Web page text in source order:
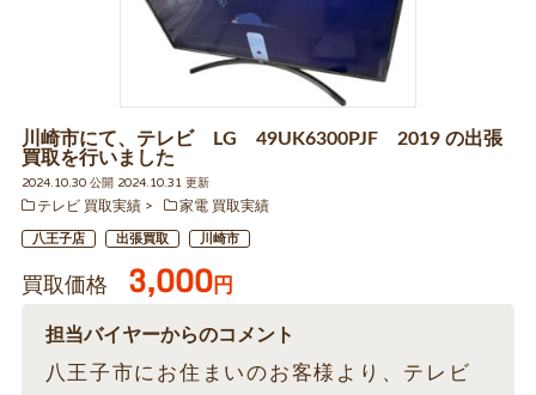
川崎市にて、テレビ LG 49UK6300PJF 2019 の出張
買取を行いました
2024.10.30 公開 2024.10.31 更新
テレビ 買取実績
家電 買取実績
八王子店 出張買取 川崎市
買取価格 3,000円
担当バイヤーからのコメント
八王子市にお住まいのお客様より、テレビ